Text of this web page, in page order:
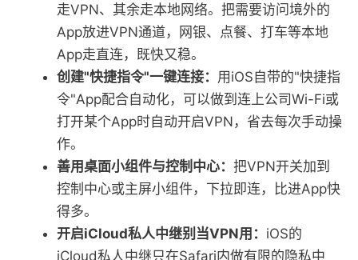
走VPN、其余走本地网络。把需要访问境外的
App放进VPN通道，网银、点餐、打车等本地
App走直连，既快又稳。
创建"快捷指令"一键连接： 用iOS自带的"快捷指
令"App配合自动化，可以做到连上公司Wi-Fi或
打开某个App时自动开启VPN，省去每次手动操
作。
善用桌面小组件与控制中心： 把VPN开关加到
控制中心或主屏小组件，下拉即连，比进App快
得多。
开启iCloud私人中继别当VPN用： iOS的
iCloud私人中继只在Safari内做有限的隐私中